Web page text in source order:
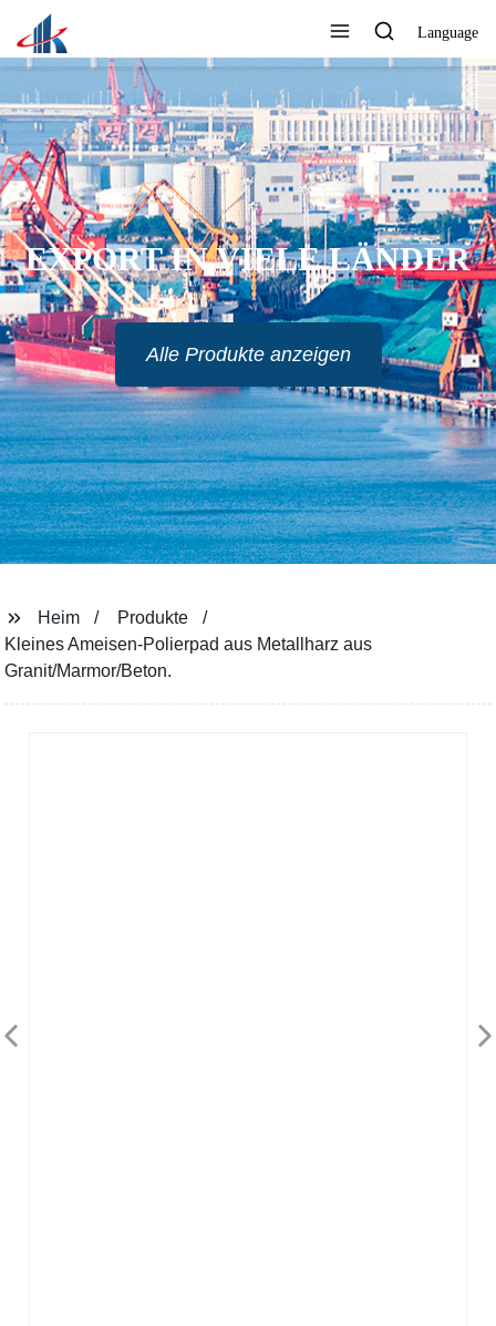
Language
EXPORT IN VIELE LÄNDER
Alle Produkte anzeigen
Heim
Produkte
Kleines Ameisen-Polierpad aus Metallharz aus
Granit/Marmor/Beton.